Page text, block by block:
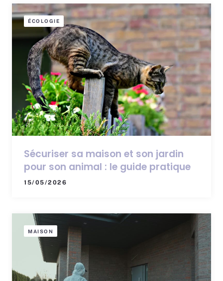
ÉCOLOGIE
Sécuriser sa maison et son jardin
pour son animal : le guide pratique
15/05/2026
MAISON